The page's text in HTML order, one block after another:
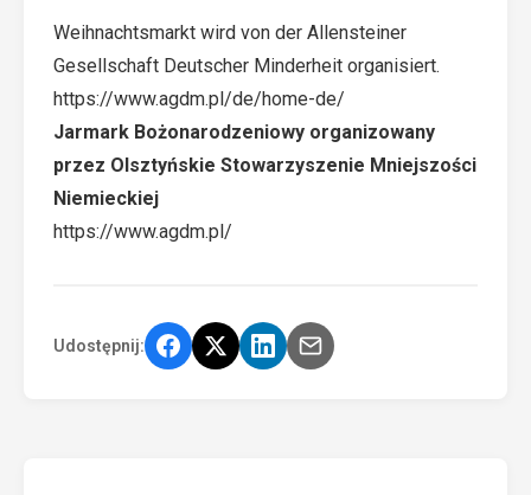
Weihnachtsmarkt wird von der Allensteiner
Gesellschaft Deutscher Minderheit organisiert.
https://www.agdm.pl/de/home-de/
Jarmark Bożonarodzeniowy organizowany
przez Olsztyńskie Stowarzyszenie Mniejszości
Niemieckiej
https://www.agdm.pl/
Udostępnij: